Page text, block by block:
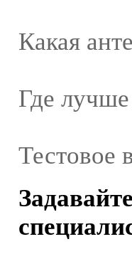
Какая
Где
Тестовое